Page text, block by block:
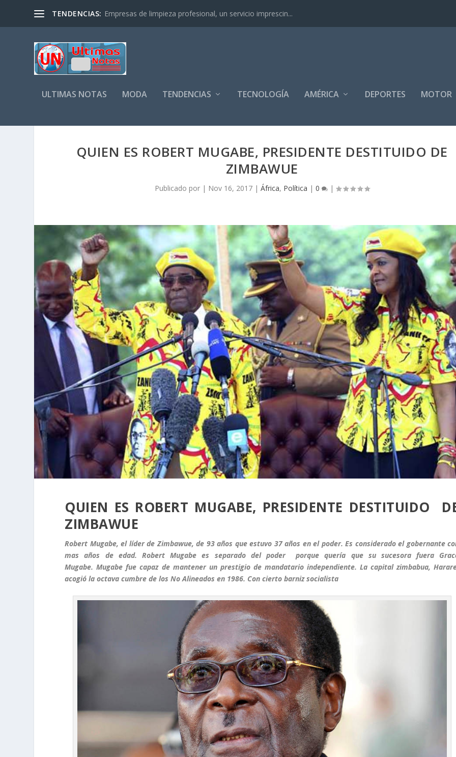
TENDENCIAS: Empresas de limpieza profesional, un servicio imprescin...
ULTIMAS NOTAS MODA TENDENCIAS TECNOLOGÍA AMÉRICA DEPORTES MOTOR
QUIEN ES ROBERT MUGABE, PRESIDENTE DESTITUIDO DE
ZIMBAWUE
Publicado por | Nov 16, 2017| África, Política | 0 |
QUIEN ES ROBERT MUGABE, PRESIDENTE DESTITUIDO
ZIMBAWUE
Robert Mugabe, el líder de Zimbawue, de 93 años que estuvo 37 años en el poder. Es considerado el gobernante
mas años de edad. Robert Mugabe es separado del poder porque quería que su sucesora fuera
Mugabe. Mugabe fue capaz de mantener un prestigio de mandatario independiente. La capital zimbabua,
acogió la octava cumbre de los No Alineados en 1986. Con cierto barniz socialista